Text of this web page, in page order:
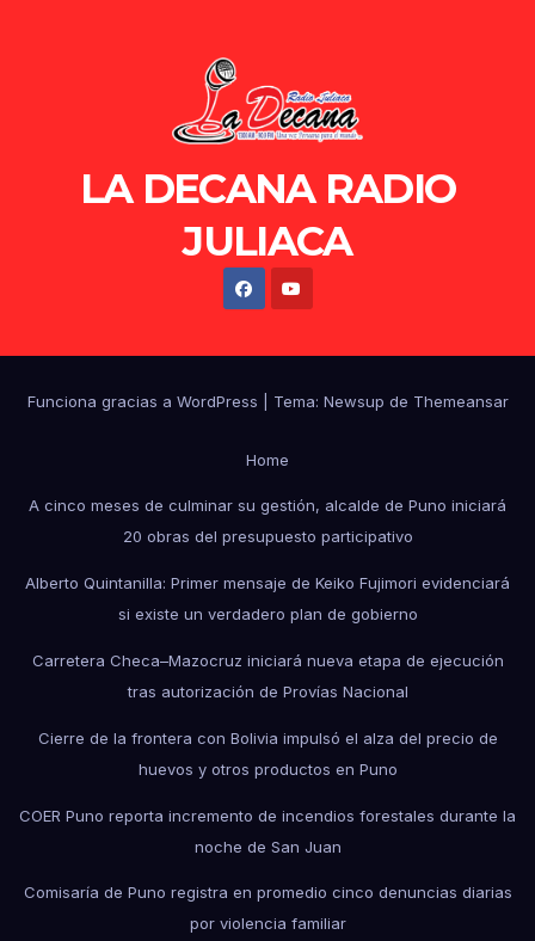
LA DECANA RADIO
JULIACA
Funciona gracias a WordPress Tema: Newsup de Themeansar
Home
A cinco meses de culminar su gestión, alcalde de Puno iniciará
20 obras del presupuesto participativo
Alberto Quintanilla: Primer mensaje de Keiko Fujimori evidenciará
si existe un verdadero plan de gobierno
Carretera Checa–Mazocruz iniciará nueva etapa de ejecución
tras autorización de Provías Nacional
Cierre de la frontera con Bolivia impulsó el alza del precio de
huevos y otros productos en Puno
COER Puno reporta incremento de incendios forestales durante la
noche de San Juan
Comisaría de Puno registra en promedio cinco denuncias diarias
por violencia familiar